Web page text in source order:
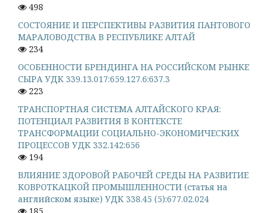
498
СОСТОЯНИЕ И ПЕРСПЕКТИВЫ РАЗВИТИЯ ПАНТОВОГО
МАРАЛОВОДСТВА В РЕСПУБЛИКЕ АЛТАЙ
234
ОСОБЕННОСТИ БРЕНДИНГА НА РОССИЙСКОМ РЫНКЕ
СЫРА УДК 339.13.017:659.127.6:637.3
223
ТРАНСПОРТНАЯ СИСТЕМА АЛТАЙСКОГО КРАЯ:
ПОТЕНЦИАЛ РАЗВИТИЯ В КОНТЕКСТЕ
ТРАНСФОРМАЦИИ СОЦИАЛЬНО-ЭКОНОМИЧЕСКИХ
ПРОЦЕССОВ УДК 332.142:656
194
ВЛИЯНИЕ ЗДОРОВОЙ РАБОЧЕЙ СРЕДЫ НА РАЗВИТИЕ
КОВРОТКАЦКОЙ ПРОМЫШЛЕННОСТИ (статья на
английском языке) УДК 338.45 (5):677.02.024